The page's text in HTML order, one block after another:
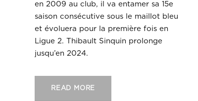
en 2009 au club, il va entamer sa 15e
saison consécutive sous le maillot bleu
et évoluera pour la première fois en
Ligue 2. Thibault Sinquin prolonge
jusqu’en 2024.
READ MORE